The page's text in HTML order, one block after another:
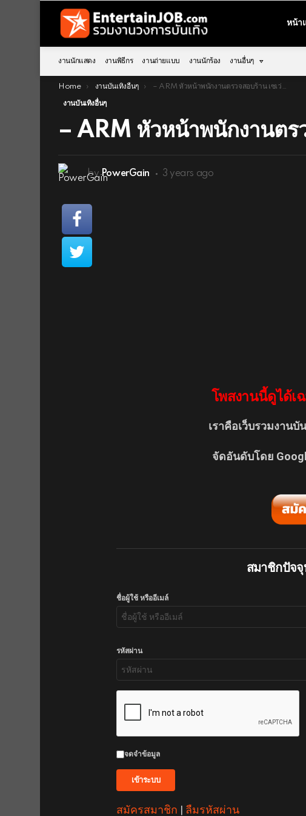
หน้า
งานนักแสดง งานพิธีกร งานถ่ายแบบ งานนักร้อง งานอื่นๆ
You are here:
Home งานบันเทิงอื่นๆ – ARM หัวหน้าพนักงานตรวจสอบร้าน เซเว่น 7 11
งานบันเทิงอื่นๆ
– ARM หัวหน้าพนักงานตรว
by PowerGain 3 years ago
โพสงานนี้ดูได้เ
เราคือเว็บรวมงานบั
จัดอันดับโดย
สมาชิกปัจ
ชื่อผู้ใช้ หรืออีเมล์
รหัสผ่าน
จดจำข้อมูล
สมัครสมาชิก | ลืมรหัสผ่าน